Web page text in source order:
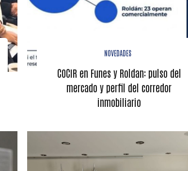
NOVEDADES
COCIR en Funes y Roldan: pulso del
mercado y perfil del corredor
inmobiliario